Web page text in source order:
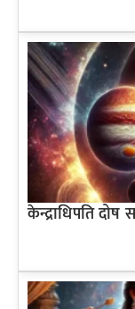
केन्द्राधिपति